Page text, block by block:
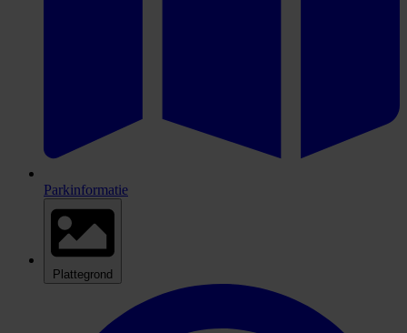
Parkinformatie
Plattegrond